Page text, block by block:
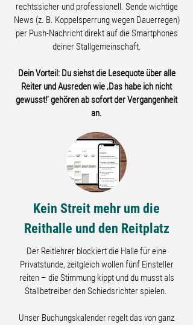
rechtssicher und professionell. Sende wichtige
News (z. B. Koppelsperrung wegen Dauerregen)
per Push-Nachricht direkt auf die Smartphones
deiner Stallgemeinschaft.
Dein Vorteil: Du siehst die Lesequote über alle
Reiter und Ausreden wie ‚Das habe ich nicht
gewusst!‘ gehören ab sofort der Vergangenheit
an.
Kein Streit mehr um die
Reithalle und den Reitplatz
Der Reitlehrer blockiert die Halle für eine
Privatstunde, zeitgleich wollen fünf Einsteller
reiten – die Stimmung kippt und du musst als
Stallbetreiber den Schiedsrichter spielen.
Unser Buchungskalender regelt das von ganz